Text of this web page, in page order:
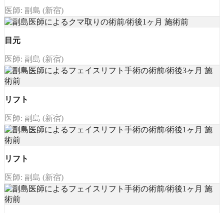
医師: 副島 (新宿)
目元
医師: 副島 (新宿)
リフト
医師: 副島 (新宿)
リフト
医師: 副島 (新宿)